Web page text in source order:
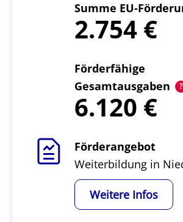
Summe EU-
2.754
Förderfähige
Gesamtausgaben
6.120
Förderangebot
Weiterbildung in
Weitere Infos